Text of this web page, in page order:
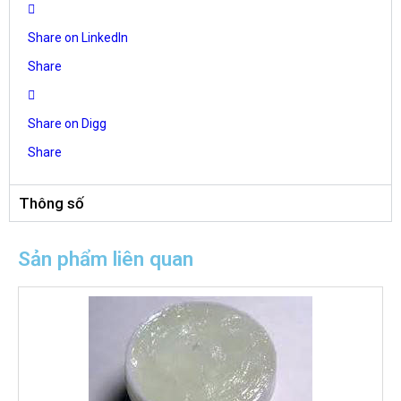
Share on LinkedIn
Share
Share on Digg
Share
Thông số
Sản phẩm liên quan